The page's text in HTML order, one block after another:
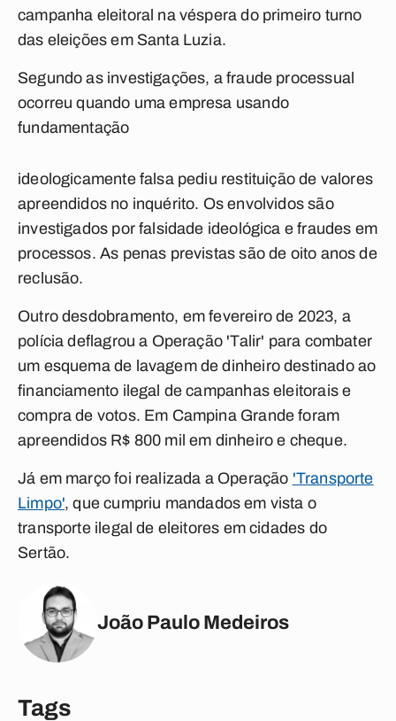
campanha eleitoral na véspera do primeiro turno
das eleições em Santa Luzia.
Segundo as investigações, a fraude processual
ocorreu quando uma empresa usando
fundamentação
ideologicamente falsa pediu restituição de valores
apreendidos no inquérito. Os envolvidos são
investigados por falsidade ideológica e fraudes em
processos. As penas previstas são de oito anos de
reclusão.
Outro desdobramento, em fevereiro de 2023, a
polícia deflagrou a Operação 'Talir' para combater
um esquema de lavagem de dinheiro destinado ao
financiamento ilegal de campanhas eleitorais e
compra de votos. Em Campina Grande foram
apreendidos R$ 800 mil em dinheiro e cheque.
Já em março foi realizada a Operação 'Transporte
Limpo', que cumpriu mandados em vista o
transporte ilegal de eleitores em cidades do
Sertão.
João Paulo Medeiros
Tags